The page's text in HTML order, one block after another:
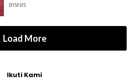
BISNIS
Load More
Ikuti Kami